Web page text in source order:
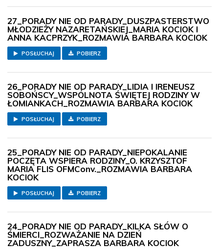
27_PORADY NIE OD PARADY_DUSZPASTERSTWO
MŁODZIEŻY NAZARETAŃSKIEJ_MARIA KOCIOK I
ANNA KACPRZYK_ROZMAWIA BARBARA KOCIOK
POSŁUCHAJ POBIERZ
26_PORADY NIE OD PARADY_LIDIA I IRENEUSZ
SOBOŃSCY_WSPÓLNOTA ŚWIĘTEJ RODZINY W
ŁOMIANKACH_ROZMAWIA BARBARA KOCIOK
POSŁUCHAJ POBIERZ
25_PORADY NIE OD PARADY_NIEPOKALANIE
POCZĘTA WSPIERA RODZINY_O. KRZYSZTOF
MARIA FLIS OFMConv._ROZMAWIA BARBARA
KOCIOK
POSŁUCHAJ POBIERZ
24_PORADY NIE OD PARADY_KILKA SŁÓW O
ŚMIERCI_ROZWAŻANIE NA DZIEŃ
ZADUSZNY_ZAPRASZA BARBARA KOCIOK